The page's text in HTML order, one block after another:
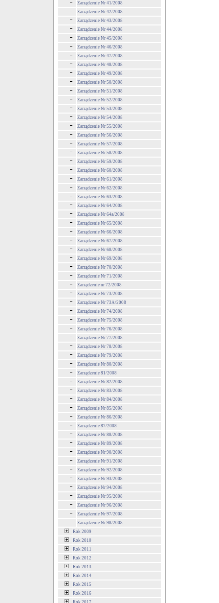
Zarządzenie Nr 41/2008
Zarządzenie Nr 42/2008
Zarządzenie Nr 43/2008
Zarządzenie Nr 44/2008
Zarządzenie Nr 45/2008
Zarządzenie Nr 46/2008
Zarządzenie Nr 47/2008
Zarządzenie Nr 48/2008
Zarządzenie Nr 49/2008
Zarządzenie Nr 50/2008
Zarządzenie Nr 51/2008
Zarządzenie Nr 52/2008
Zarządzenie Nr 53/2008
Zarządzenie Nr 54/2008
Zarządzenie Nr 55/2008
Zarządzenie Nr 56/2008
Zarządzenie Nr 57/2008
Zarządzenie Nr 58/2008
Zarządzenie Nr 59/2008
Zarządzenie Nr 60/2008
Zarzadzenie Nr 61/2008
Zarządzenie Nr 62/2008
Zarządzenie Nr 63/2008
Zarządzenie Nr 64/2008
Zarządzenie Nr 64a/2008
Zarządzenie Nr 65/2008
Zarządzenie Nr 66/2008
Zarządzenie Nr 67/2008
Zarządzenie Nr 68/2008
Zarządzenie Nr 69/2008
Zarządzenie Nr 70/2008
Zarządzenie Nr 71/2008
Zarządzenie nr 72/2008
Zarządzenie Nr 73/2008
Zarządzenie Nr 73A/2008
Zarządzenie Nr 74/2008
Zarządzenie Nr 75/2008
Zarządzenie Nr 76/2008
Zarządzenie Nr 77/2008
Zarządzenie Nr 78/2008
Zarządzenie Nr 79/2008
Zarządzenie Nr 80/2008
Zarządzenie 81/2008
Zarządzenie Nr 82/2008
Zarządzenie Nr 83/2008
Zarządzenie Nr 84/2008
Zarządzenie Nr 85/2008
Zarządzenie Nr 86/2008
Zarządzenie 87/2008
Zarządzenie Nr 88/2008
Zarządzenie Nr 89/2008
Zarządzenie Nr 90/2008
Zarządzenie Nr 91/2008
Zarządzenie Nr 92/2008
Zarządzenie Nr 93/2008
Zarządzenie Nr 94/2008
Zarządzenie Nr 95/2008
Zarządzenie Nr 96/2008
Zarządzenie Nr 97/2008
Zarządzenie Nr 98/2008
Rok 2009
Rok 2010
Rok 2011
Rok 2012
Rok 2013
Rok 2014
Rok 2015
Rok 2016
Rok 2017